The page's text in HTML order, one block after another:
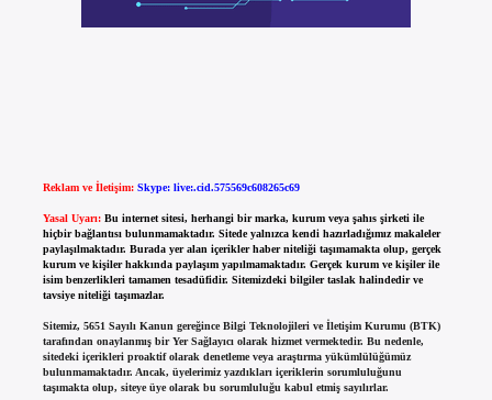
Reklam ve İletişim: Skype: live:.cid.575569c608265c69
Yasal Uyarı: Bu internet sitesi, herhangi bir marka, kurum veya şahıs şirketi ile
hiçbir bağlantısı bulunmamaktadır. Sitede yalnızca kendi hazırladığımız makaleler
paylaşılmaktadır. Burada yer alan içerikler haber niteliği taşımamakta olup, gerçek
kurum ve kişiler hakkında paylaşım yapılmamaktadır. Gerçek kurum ve kişiler ile
isim benzerlikleri tamamen tesadüfidir. Sitemizdeki bilgiler taslak halindedir ve
tavsiye niteliği taşımazlar.
Sitemiz, 5651 Sayılı Kanun gereğince Bilgi Teknolojileri ve İletişim Kurumu (BTK)
tarafından onaylanmış bir Yer Sağlayıcı olarak hizmet vermektedir. Bu nedenle,
sitedeki içerikleri proaktif olarak denetleme veya araştırma yükümlülüğümüz
bulunmamaktadır. Ancak, üyelerimiz yazdıkları içeriklerin sorumluluğunu
taşımakta olup, siteye üye olarak bu sorumluluğu kabul etmiş sayılırlar.